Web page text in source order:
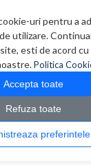
uri pentru a
utilizare.
esti de acord
Politica
Accepta toate
Refuza toate
Administreaza preferintele
> Gembird patchcord